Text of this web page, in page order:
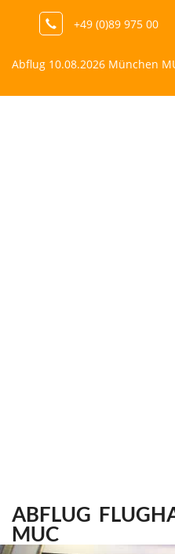
+49 (0)89 975 00
Abflug 10.08.2026 München
ABFLUG
MUC